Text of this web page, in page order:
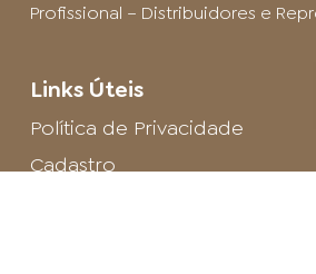
Profissional – Distribuidores e
Links Úteis
Política de Privacidade
Cadastro